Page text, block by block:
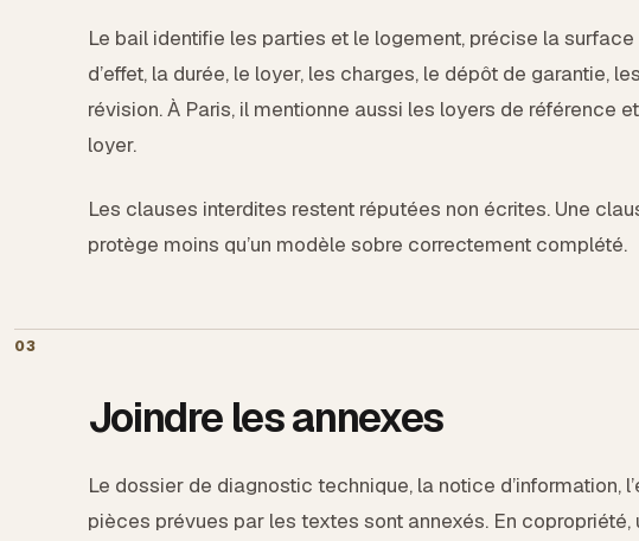
Le bail identifie les parties et le logement, précise la
d’effet, la durée, le loyer, les charges, le dépôt de garantie,
révision. À Paris, il mentionne aussi les loyers de référence
loyer.
Les clauses interdites restent réputées non écrites. Une
protège moins qu’un modèle sobre correctement complété.
03
Joindre les annexes
Le dossier de diagnostic technique, la notice d’information,
pièces prévues par les textes sont annexés. En copropriété,